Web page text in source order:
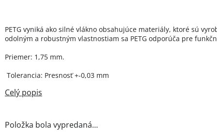
Položka bola vypredaná…
PETG vyniká ako silné vlákno obsahujúce materiály, ktoré sú
odolným a robustným vlastnostiam sa PETG odporúča pre
Priemer: 1,75 mm.
Tolerancia: Presnosť +-0,03 mm